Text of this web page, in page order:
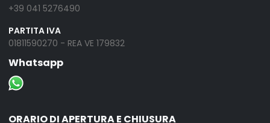
+39 041 5276490
PARTITA IVA
01811590270 - REA VE 179832
Whatsapp
ORARIO DI APERTURA E CHIUSURA